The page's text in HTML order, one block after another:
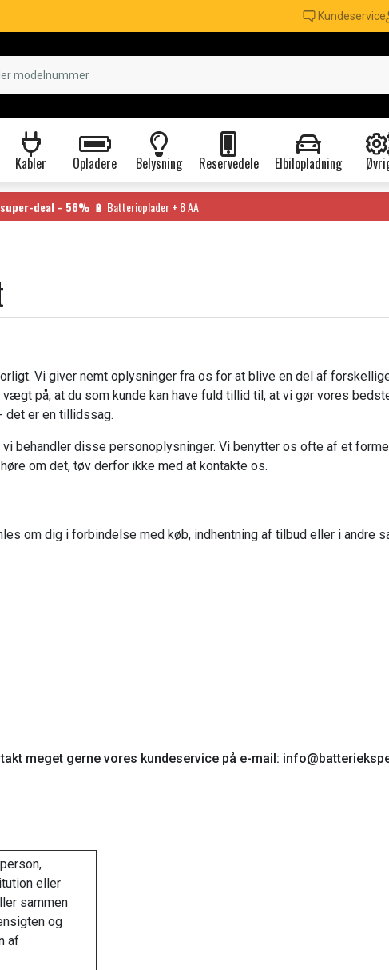
Kundeservice
Kabler Opladere Belysning Reservedele Elbilopladning
super-deal - 56% 🔋 Batterioplader + 8 AA
Vi giver nemt oplysninger fra os for at blive en del af
på, at du som kunde kan have fuld tillid til, at vi gør vores
det er en tillidssag.
behandler disse personoplysninger. Vi benytter os ofte af et
om det, tøv derfor ikke med at kontakte os.
om dig i forbindelse med køb, indhentning af tilbud eller i andre
meget gerne vores kundeservice på e-mail:
eller
sammen
og
af